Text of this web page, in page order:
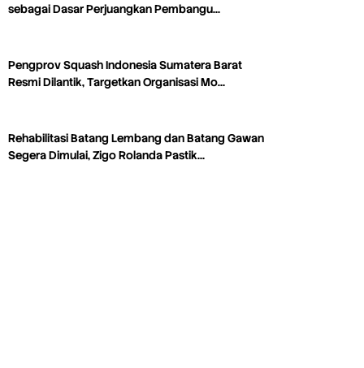
sebagai Dasar Perjuangkan Pembangu…
Pengprov Squash Indonesia Sumatera Barat
Resmi Dilantik, Targetkan Organisasi Mo…
Rehabilitasi Batang Lembang dan Batang Gawan
Segera Dimulai, Zigo Rolanda Pastik…